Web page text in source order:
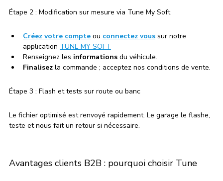
Étape 2 : Modification sur mesure via Tune My Soft
Créez votre compte ou connectez vous sur notre
application TUNE MY SOFT
Renseignez les informations du véhicule.
Finalisez la commande ; acceptez nos conditions de vente.
Étape 3 : Flash et tests sur route ou banc
Le fichier optimisé est renvoyé rapidement. Le garage le flashe,
teste et nous fait un retour si nécessaire.
Avantages clients B2B : pourquoi choisir Tune